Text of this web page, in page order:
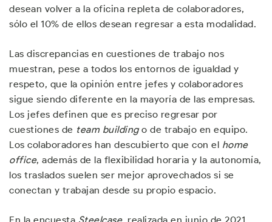
desean volver a la oficina repleta de colaboradores,
sólo el 10% de ellos desean regresar a esta modalidad.
Las discrepancias en cuestiones de trabajo nos
muestran, pese a todos los entornos de igualdad y
respeto, que la opinión entre jefes y colaboradores
sigue siendo diferente en la mayoría de las empresas.
Los jefes definen que es preciso regresar por
cuestiones de team buildingo de trabajo en equipo.
Los colaboradores han descubierto que con el home
office, además de la flexibilidad horaria y la autonomía,
los traslados suelen ser mejor aprovechados si se
conectan y trabajan desde su propio espacio.